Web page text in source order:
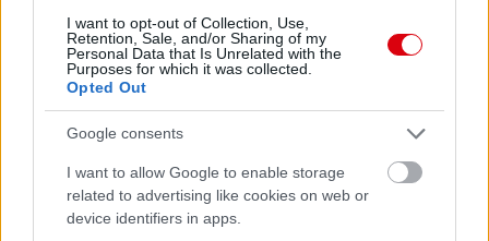
I want to opt-out of Collection, Use,
Retention, Sale, and/or Sharing of my
Personal Data that Is Unrelated with the
Purposes for which it was collected.
Opted Out
Google consents
I want to allow Google to enable storage
related to advertising like cookies on web or
device identifiers in apps.
Paris Saint-Germain
Manchester United
Felkészülési szezon 4. mérkőzés
2026-08-08 17:00
0 nap 20 óra 1 perc 32 másodperc